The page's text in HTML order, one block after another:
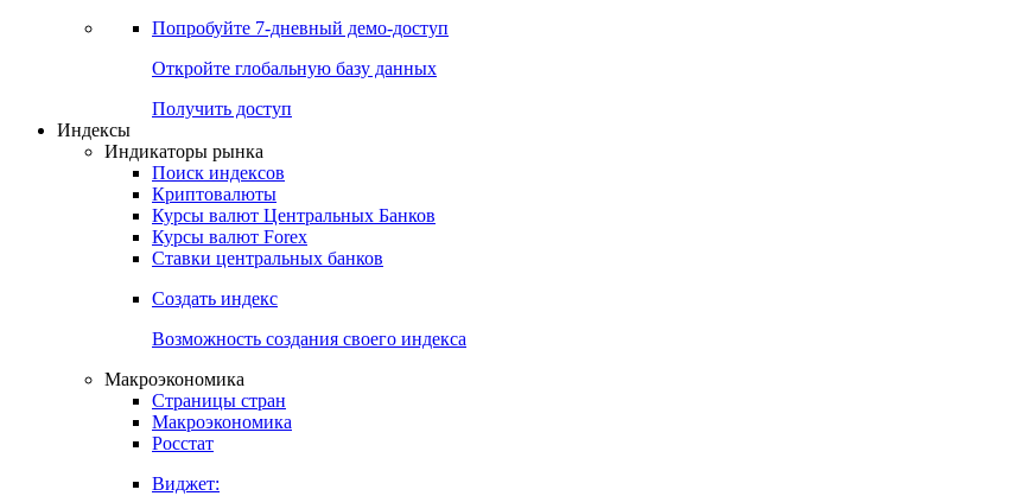
Попробуйте 7-дневный демо-доступ
Откройте глобальную базу данных
Получить доступ
Индексы
Индикаторы рынка
Поиск индексов
Криптовалюты
Курсы валют Центральных Банков
Курсы валют Forex
Ставки центральных банков
Создать индекс
Возможность создания своего индекса
Макроэкономика
Страницы стран
Макроэкономика
Росстат
Виджет: